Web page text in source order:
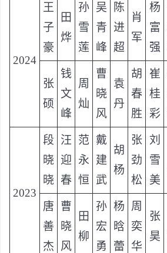
2024
王
子
豪
田
烨
孙
雪
莲
吴
青
峰
陈
进
超
肖
军
杨
富
强
张
硕
钱
文
峰
周
灿
曹
晓
风
袁
丹
胡
春
胜
崔
桂
彩
2023
段
晓
晓
汪
迎
春
范
永
恒
戴
建
武
胡
杨
张
劲
松
刘
雪
美
唐
善
杰
曹
晓
风
田
柳
孙
宏
勇
杨
晗
蕾
周
奕
华
张
昊